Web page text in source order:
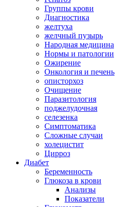
Группы крови
Диагностика
желтуха
желчный пузырь
Народная медицина
Нормы и патологии
Ожирение
Онкология и печень
описторхоз
Очищение
Паразитология
поджелудочная
селезенка
Симптоматика
Сложные случаи
холецистит
Цирроз
Диабет
Беременность
Глюкоза в крови
Анализы
Показатели